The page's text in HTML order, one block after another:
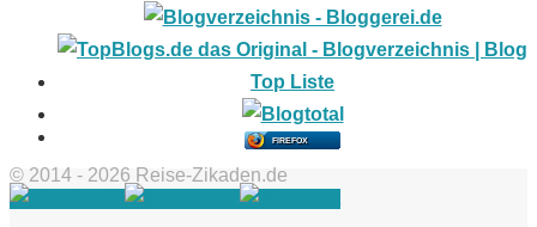
FIREFOX
© 2014 - 2026 Reise-Zikaden.de